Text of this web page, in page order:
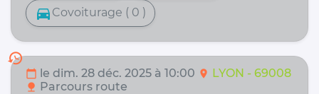
directions_car Covoiturage ( 0 )
history
calendar_today le dim. 28 déc. 2025 à 10:00 location_on LYON - 69008
nature Parcours route